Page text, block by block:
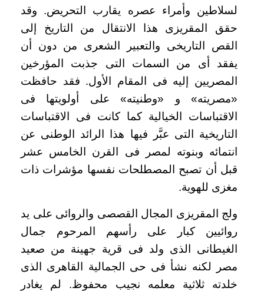
لسلاطين وأمراء عصره يقارب التحريض. وقد
حقق المقريزى هذا الانتقال من التاريخ إلى
القص التاريخى والتعبير الشعرى من دون أن
يفقد أى من السمات التى جذبت المؤرخين
المصريين إليه فى المقام الأول. فقد حافظت
«مصريته» و «وطنيته» على أولويتها فى
الاقتباسات الخيالية كما كانت فى الاقتباسات
التاريخية التى عبَّر فيها هذا الرائد الوطنى عن
انتمائه وبنوته لمصر فى القرن الخامس عشر
قبل أن تصبح المصطلحات نفسها مؤشرات ذات
مغزى للهوية.
ولج المقريزى المجال القصصى والروائى على يد
روائيين كبار على رأسهم المرحوم جمال
الغيطانى الذى ولد فى قرية جهينة من صعيد
مصر لكنه نشأ فى حى الجمالية القاهرى الذى
خلدته ثلاثية معلمه نجيب محفوظ. لم يغادر